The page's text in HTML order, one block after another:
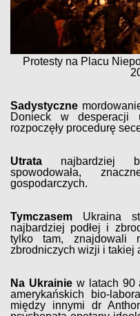
Protesty na Placu
Sadystyczne
Donieck w desperacji
rozpoczęły procedurę
Utrata najbardziej
spowodowała,
gospodarczych.
Tymczasem Ukraina
najbardziej podłej i
tylko tam, znajdowali
zbrodniczych wizji i takiej
Na Ukrainiew latach 90
amerykańskich bio-
między innymi dr